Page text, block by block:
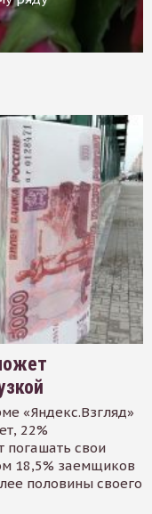
«Яндекс.Взгляд»
22%
погашать свои
18,5% заемщиков
половины своего